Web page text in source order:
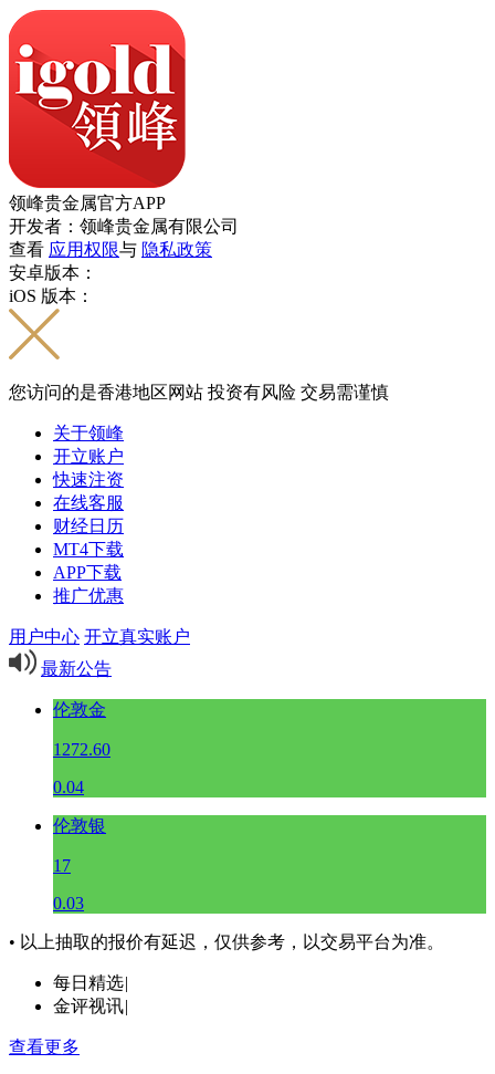
领峰贵金属官方APP
开发者：领峰贵金属有限公司
查看 应用权限与 隐私政策
安卓版本：
iOS 版本：
您访问的是香港地区网站 投资有风险 交易需谨慎
关于领峰
开立账户
快速注资
在线客服
财经日历
MT4下载
APP下载
推广优惠
用户中心 开立真实账户
最新公告
伦敦金
1272.60
0.04
伦敦银
17
0.03
• 以上抽取的报价有延迟，仅供参考，以交易平台为准。
每日精选|
金评视讯|
查看更多